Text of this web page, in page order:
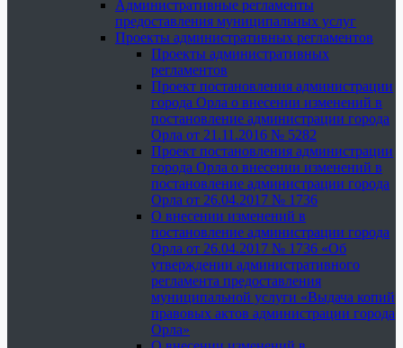
Административные регламенты
предоставления муниципальных услуг
Проекты административных регламентов
Проекты административных
регламентов
Проект постановления администрации
города Орла о внесении изменений в
постановление администрации города
Орла от 21.11.2016 № 5282
Проект постановления администрации
города Орла о внесении изменений в
постановление администрации города
Орла от 26.04.2017 № 1736
О внесении изменений в
постановление администрации города
Орла от 26.04.2017 № 1736 «Об
утверждении административного
регламента предоставления
муниципальной услуги «Выдача копий
правовых актов администрации города
Орла»